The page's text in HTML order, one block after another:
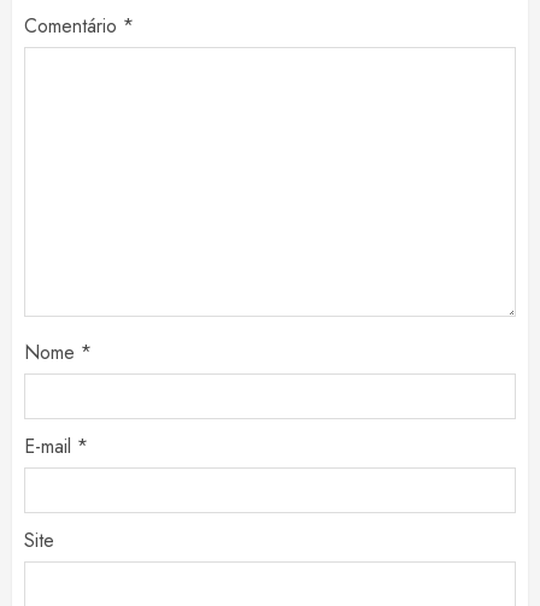
Comentário *
Nome *
E-mail *
Site